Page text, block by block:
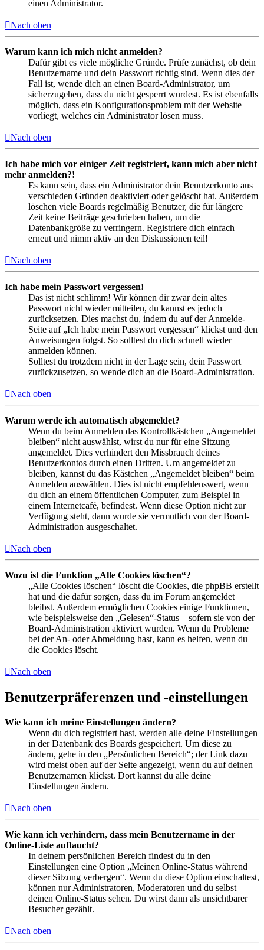
einen Administrator.
Nach oben
Warum kann ich mich nicht anmelden?
Dafür gibt es viele mögliche Gründe. Prüfe zunächst, ob dein
Benutzername und dein Passwort richtig sind. Wenn dies der
Fall ist, wende dich an einen Board-Administrator, um
sicherzugehen, dass du nicht gesperrt wurdest. Es ist ebenfalls
möglich, dass ein Konfigurationsproblem mit der Website
vorliegt, welches ein Administrator lösen muss.
Nach oben
Ich habe mich vor einiger Zeit registriert, kann mich aber nicht
mehr anmelden?!
Es kann sein, dass ein Administrator dein Benutzerkonto aus
verschieden Gründen deaktiviert oder gelöscht hat. Außerdem
löschen viele Boards regelmäßig Benutzer, die für längere
Zeit keine Beiträge geschrieben haben, um die
Datenbankgröße zu verringern. Registriere dich einfach
erneut und nimm aktiv an den Diskussionen teil!
Nach oben
Ich habe mein Passwort vergessen!
Das ist nicht schlimm! Wir können dir zwar dein altes
Passwort nicht wieder mitteilen, du kannst es jedoch
zurücksetzen. Dies machst du, indem du auf der Anmelde-
Seite auf „Ich habe mein Passwort vergessen“ klickst und den
Anweisungen folgst. So solltest du dich schnell wieder
anmelden können.
Solltest du trotzdem nicht in der Lage sein, dein Passwort
zurückzusetzen, so wende dich an die Board-Administration.
Nach oben
Warum werde ich automatisch abgemeldet?
Wenn du beim Anmelden das Kontrollkästchen „Angemeldet
bleiben“ nicht auswählst, wirst du nur für eine Sitzung
angemeldet. Dies verhindert den Missbrauch deines
Benutzerkontos durch einen Dritten. Um angemeldet zu
bleiben, kannst du das Kästchen „Angemeldet bleiben“ beim
Anmelden auswählen. Dies ist nicht empfehlenswert, wenn
du dich an einem öffentlichen Computer, zum Beispiel in
einem Internetcafé, befindest. Wenn diese Option nicht zur
Verfügung steht, dann wurde sie vermutlich von der Board-
Administration ausgeschaltet.
Nach oben
Wozu ist die Funktion „Alle Cookies löschen“?
„Alle Cookies löschen“ löscht die Cookies, die phpBB erstellt
hat und die dafür sorgen, dass du im Forum angemeldet
bleibst. Außerdem ermöglichen Cookies einige Funktionen,
wie beispielsweise den „Gelesen“-Status – sofern sie von der
Board-Administration aktiviert wurden. Wenn du Probleme
bei der An- oder Abmeldung hast, kann es helfen, wenn du
die Cookies löscht.
Nach oben
Benutzerpräferenzen und -einstellungen
Wie kann ich meine Einstellungen ändern?
Wenn du dich registriert hast, werden alle deine Einstellungen
in der Datenbank des Boards gespeichert. Um diese zu
ändern, gehe in den „Persönlichen Bereich“; der Link dazu
wird meist oben auf der Seite angezeigt, wenn du auf deinen
Benutzernamen klickst. Dort kannst du alle deine
Einstellungen ändern.
Nach oben
Wie kann ich verhindern, dass mein Benutzername in der
Online-Liste auftaucht?
In deinem persönlichen Bereich findest du in den
Einstellungen eine Option „Meinen Online-Status während
dieser Sitzung verbergen“. Wenn du diese Option einschaltest,
können nur Administratoren, Moderatoren und du selbst
deinen Online-Status sehen. Du wirst dann als unsichtbarer
Besucher gezählt.
Nach oben